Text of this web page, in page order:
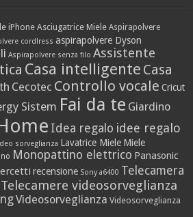
iPhone Asciugatrice Miele Aspirapolvere
cordlress aspirapolvere Dyson
Aspirapolvere senza filo Assistente
Casa intelligente Casa
Cecotec Controllo vocale Cricut
Sistem Fai da te Giardino
Idea regalo idee regalo
sorveglianza Lavatrice Miele Miele
Monopattino elettrico Panasonic
recensione Sony a6400 Telecamera
Telecamere videosorveglianza
Videosorveglianza Videosorveglianza